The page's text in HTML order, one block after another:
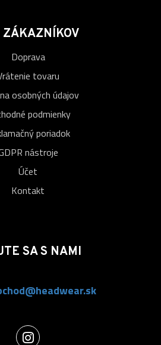
ZÁKAZNÍKOV
Doprava
tovaru
osobných údajov
podmienky
poriadok
nástroje
Účet
Kontakt
SA S NAMI